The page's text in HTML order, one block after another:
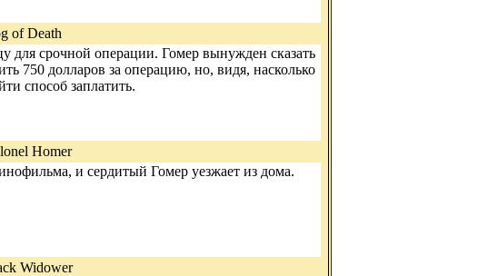
of Death
срочной операции. Гомер вынужден сказать
750 долларов за операцию, но, видя, насколько
способ заплатить.
Homer
и сердитый Гомер уезжает из дома.
Widower